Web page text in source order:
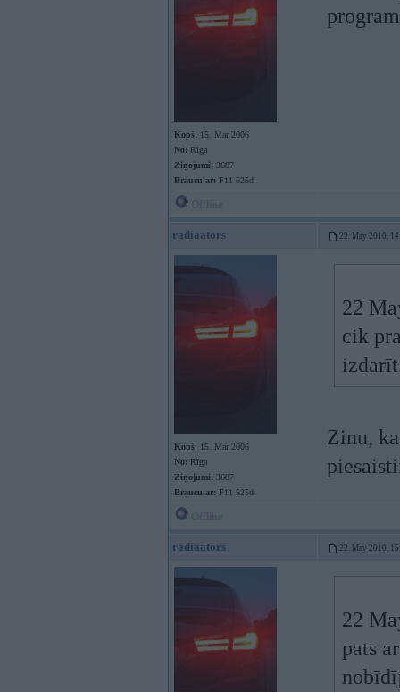
Kopš: 15. Mar 2006
No: Rīga
Ziņojumi: 3687
Braucu ar: F11 525d
radiaators 22. May 2010,
Kopš: 15. Mar 2006
No: Rīga
Ziņojumi: 3687
Braucu ar: F11 525d
22
cik
Zinu,
radiaators 22. May 2010,
22
pats